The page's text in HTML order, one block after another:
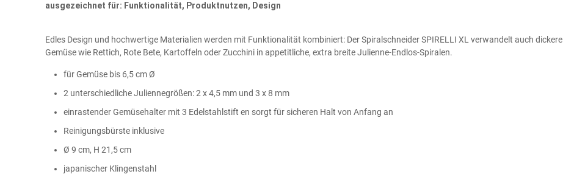
ausgezeichnet für: Funktionalität, Produktnutzen, Design
Edles Design und hochwertige Materialien werden mit Funktionalität kombiniert: Der Spiralschneider SPIRELLI XL verwandelt auch dickere
Gemüse wie Rettich, Rote Bete, Kartoffeln oder Zucchini in appetitliche, extra breite Julienne-Endlos-Spiralen.
für Gemüse bis 6,5 cm Ø
2 unterschiedliche Juliennegrößen: 2 x 4,5 mm und 3 x 8 mm
einrastender Gemüsehalter mit 3 Edelstahlstift en sorgt für sicheren Halt von Anfang an
Reinigungsbürste inklusive
Ø 9 cm, H 21,5 cm
japanischer Klingenstahl